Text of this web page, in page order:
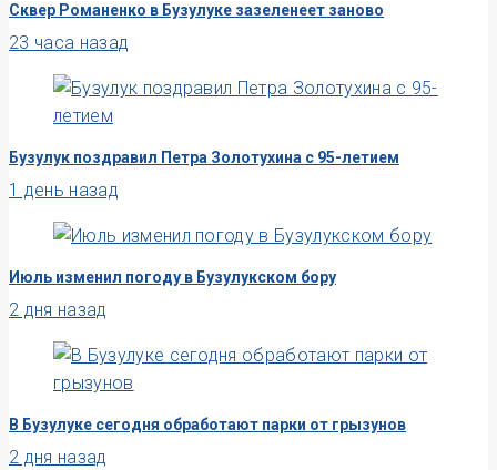
Сквер Романенко в Бузулуке зазеленеет заново
23 часа назад
Бузулук поздравил Петра Золотухина с 95-летием
1 день назад
Июль изменил погоду в Бузулукском бору
2 дня назад
В Бузулуке сегодня обработают парки от грызунов
2 дня назад